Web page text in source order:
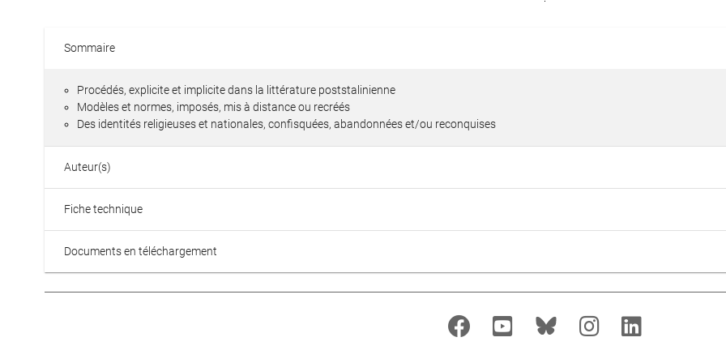
Sommaire
Procédés, explicite et implicite dans la littérature poststalinienne
Modèles et normes, imposés, mis à distance ou recréés
Des identités religieuses et nationales, confisquées, abandonnées et/ou reconquises
Auteur(s)
Fiche technique
Documents en téléchargement